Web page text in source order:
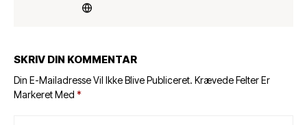
SKRIV DIN KOMMENTAR
Din E-Mailadresse Vil Ikke Blive Publiceret. Krævede Felter Er
Markeret Med *